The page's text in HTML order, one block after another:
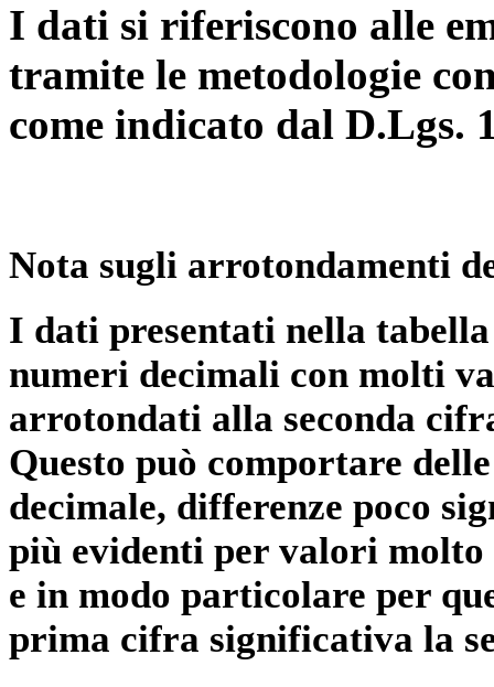
I dati si riferiscono alle
tramite le metodologie
come indicato dal D.Lgs.
Nota sugli arrotondamenti
I dati presentati nella
numeri decimali con molti
arrotondati alla seconda
Questo può comportare
decimale, differenze poco
più evidenti per valori
e in modo particolare per
prima cifra significativa la